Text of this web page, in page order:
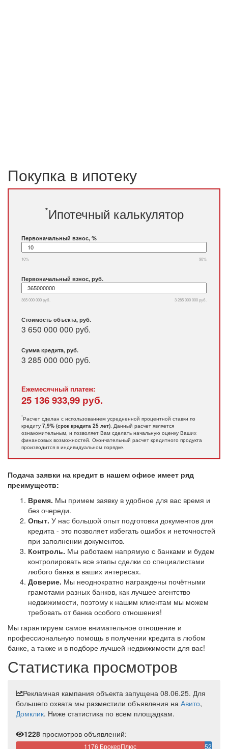
Покупка в ипотеку
*Ипотечный калькулятор
Первоначальный взнос, %
10% 90%
Первоначальный взнос, руб.
365 000 000 руб. 3 285 000 000 руб.
Стоимость объекта, руб.
3 650 000 000 руб.
Сумма кредита, руб.
3 285 000 000 руб.
Ежемесячный платеж:
25 136 933,99 руб.
*Расчет сделан с использованием усредненной процентной ставки по
кредиту 7,9% (срок кредита 25 лет). Данный расчет является
ознакомительным, и позволяет Вам сделать начальную оценку Ваших
финансовых возможностей. Окончательный расчет кредитного продукта
производится в индивидуальном порядке.
Подача заявки на кредит в нашем офисе имеет ряд
преимуществ:
Время. Мы примем заявку в удобное для вас время и
без очереди.
Опыт. У нас большой опыт подготовки документов для
кредита - это позволяет избегать ошибок и неточностей
при заполнении документов.
Контроль. Мы работаем напрямую с банками и будем
контролировать все этапы сделки со специалистами
любого банка в ваших интересах.
Доверие. Мы неоднократно награждены почётными
грамотами разных банков, как лучшее агентство
недвижимости, поэтому к нашим клиентам мы можем
требовать от банка особого отношения!
Мы гарантируем самое внимательное отношение и
профессиональную помощь в получении кредита в любом
банке, а также и в подборе лучшей недвижимости для вас!
Статистика просмотров
Рекламная кампания объекта запущена 08.06.25. Для
большего охвата мы разместили объявления на Авито,
Домклик. Ниже статистика по всем площадкам.
1228 просмотров объявлений:
1176 БрокерПлюс 52